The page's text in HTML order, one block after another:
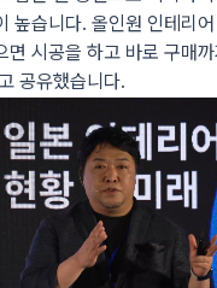
높습니다. 올인원 인테리
면 시공을 하고 바로 구매
공유했습니다.